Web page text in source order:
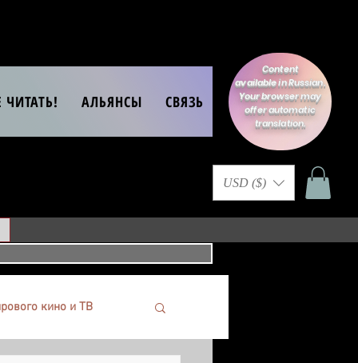
ЧИТАТЬ! АЛЬЯНСЫ СВЯЗЬ
Content
available in Russian.
Your browser may
offer automatic
translation.
USD ($)
кино и ТВ